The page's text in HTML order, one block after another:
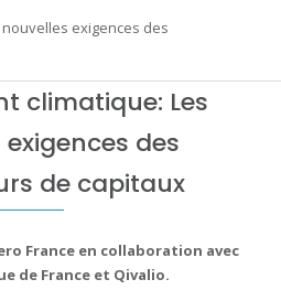
exigences des
climatique: Les
des
de capitaux
France en collaboration avec
de France et Qivalio.